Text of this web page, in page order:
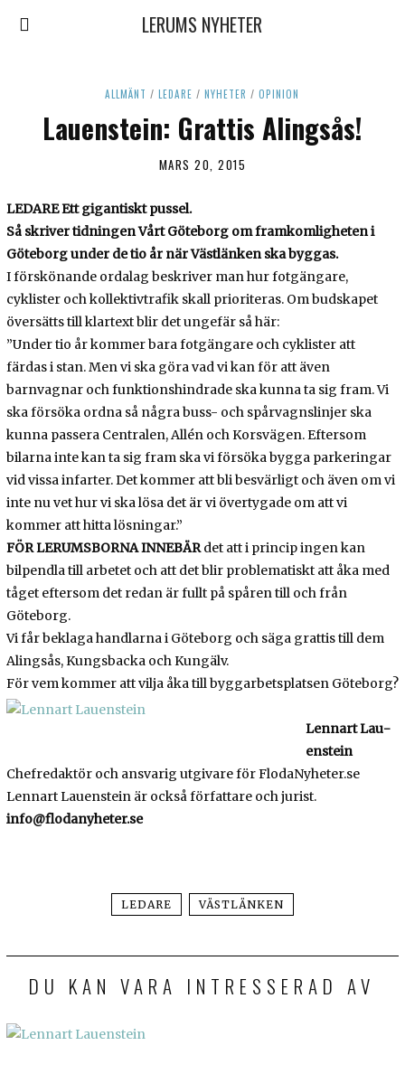
LERUMS NYHETER
ALLMÄNT / LEDARE / NYHETER / OPINION
Lauenstein: Grattis Alingsås!
MARS 20, 2015
LEDARE Ett gigantiskt pussel.
Så skriver tidningen Vårt Göteborg om framkomligheten i
Göteborg under de tio år när Västlänken ska byggas.
I förskönande ordalag beskriver man hur fotgängare,
cyklister och kollektivtrafik skall prioriteras. Om budskapet
översätts till klartext blir det ungefär så här:
”Under tio år kommer bara fotgängare och cyklister att
färdas i stan. Men vi ska göra vad vi kan för att även
barnvagnar och funktionshindrade ska kunna ta sig fram. Vi
ska försöka ordna så några buss- och spårvagnslinjer ska
kunna passera Centralen, Allén och Korsvägen. Eftersom
bilarna inte kan ta sig fram ska vi försöka bygga parkeringar
vid vissa infarter. Det kommer att bli besvärligt och även om vi
inte nu vet hur vi ska lösa det är vi övertygade om att vi
kommer att hitta lösningar.”
FÖR LERUMSBORNA INNEBÄRdet att i princip ingen kan
bilpendla till arbetet och att det blir problematiskt att åka med
tåget eftersom det redan är fullt på spåren till och från
Göteborg.
Vi får beklaga handlarna i Göteborg och säga grattis till dem
Alingsås, Kungsbacka och Kungälv.
För vem kommer att vilja åka till byggarbetsplatsen Göteborg?
Lennart Lau­
enstein
Chefre­dak­tör och ansva­rig utgi­vare för FlodaNyheter.se
Lennart Lau­enstein är också för­fat­tare och jurist.
info@flodanyheter.se
LEDARE VÄSTLÄNKEN
DU KAN VARA INTRESSERAD AV